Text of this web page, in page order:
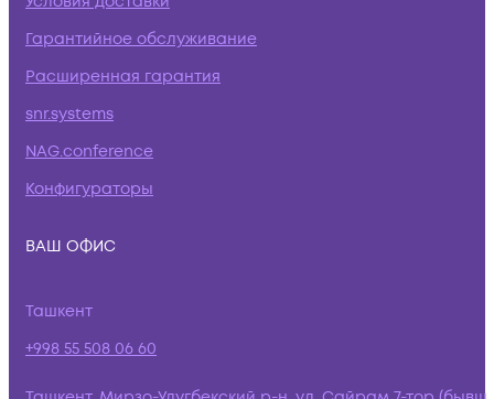
Гарантийное обслуживание
Расширенная гарантия
snr.systems
NAG.conference
Конфигураторы
ВАШ ОФИС
Ташкент
+998 55 508 06 60